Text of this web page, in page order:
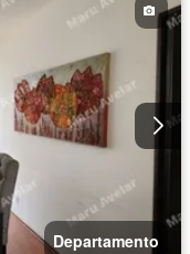
Departamento